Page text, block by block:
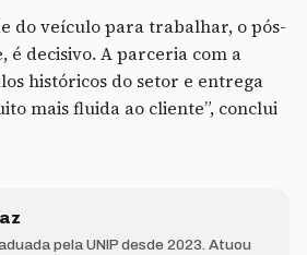
do veículo para trabalhar, o pós-
é decisivo. A parceria com a
históricos do setor e entrega
mais fluida ao cliente”, conclui
pela UNIP desde 2023. Atuou